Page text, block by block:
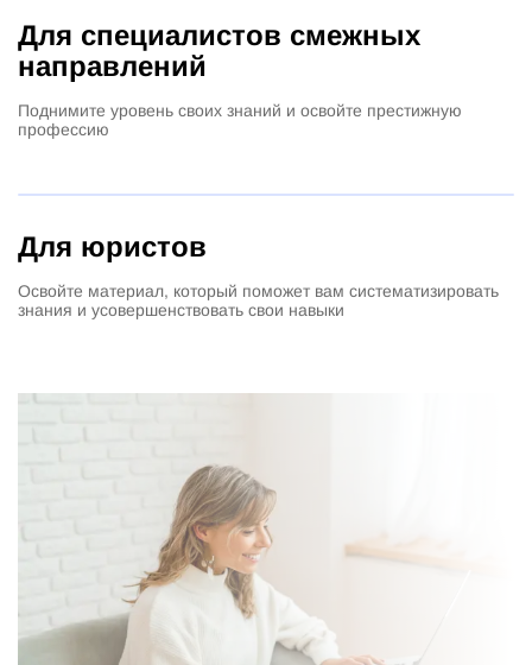
Для специалистов смежных
направлений
Поднимите уровень своих знаний и освойте престижную
профессию
Для юристов
Освойте материал, который поможет вам систематизировать
знания и усовершенствовать свои навыки